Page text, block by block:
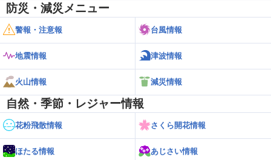
防災・減災メニュー
警報・注意報 台風情報
地震情報 津波情報
火山情報 減災情報
自然・季節・レジャー情報
花粉飛散情報 さくら開花情報
ほたる情報 あじさい情報